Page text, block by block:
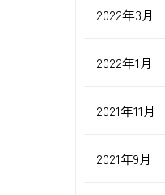
2022年3月
2022年1月
2021年11月
2021年9月